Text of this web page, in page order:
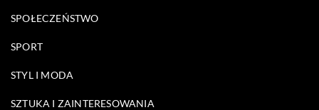
SPOŁECZEŃSTWO
SPORT
STYL I MODA
SZTUKA I ZAINTERESOWANIA